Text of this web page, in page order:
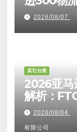
2026/08/07
其它分类
2026亚马
解析：
比对区别
甄选避坑
2026/08/04
有限公司